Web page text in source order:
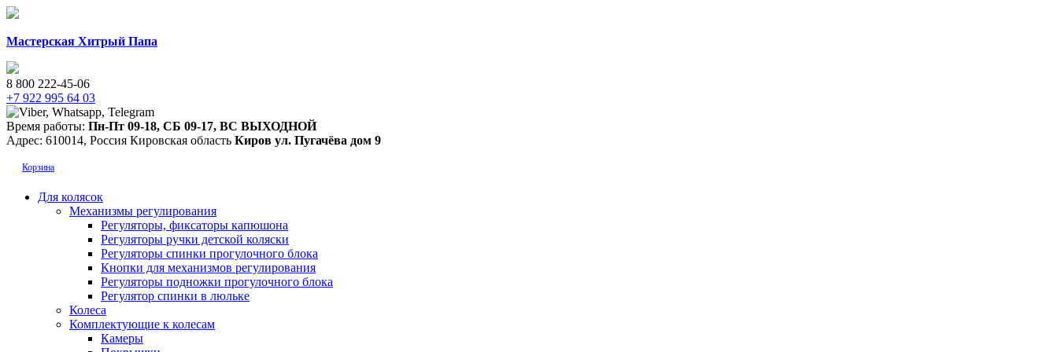
Мастерская Хитрый Папа
8 800 222-45-06
+7 922 995 64 03
Время работы: Пн-Пт 09-18, СБ 09-17, ВС ВЫХОДНОЙ
Адрес: 610014, Россия Кировская область Киров ул. Пугачёва дом 9
Корзина
Для колясок
Механизмы регулирования
Регуляторы, фиксаторы капюшона
Регуляторы ручки детской коляски
Регуляторы спинки прогулочного блока
Кнопки для механизмов регулирования
Регуляторы подножки прогулочного блока
Регулятор спинки в люльке
Колеса
Комплектующие к колесам
Камеры